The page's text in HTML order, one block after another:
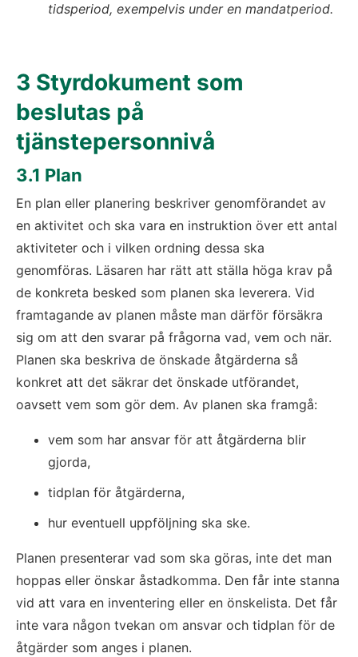
tidsperiod, exempelvis under en mandatperiod.
3 Styrdokument som
beslutas på
tjänstepersonnivå
3.1 Plan
En plan eller planering beskriver genomförandet av
en aktivitet och ska vara en instruktion över ett antal
aktiviteter och i vilken ordning dessa ska
genomföras. Läsaren har rätt att ställa höga krav på
de konkreta besked som planen ska leverera. Vid
framtagande av planen måste man därför försäkra
sig om att den svarar på frågorna vad, vem och när.
Planen ska beskriva de önskade åtgärderna så
konkret att det säkrar det önskade utförandet,
oavsett vem som gör dem. Av planen ska framgå:
vem som har ansvar för att åtgärderna blir
gjorda,
tidplan för åtgärderna,
hur eventuell uppföljning ska ske.
Planen presenterar vad som ska göras, inte det man
hoppas eller önskar åstadkomma. Den får inte stanna
vid att vara en inventering eller en önskelista. Det får
inte vara någon tvekan om ansvar och tidplan för de
åtgärder som anges i planen.